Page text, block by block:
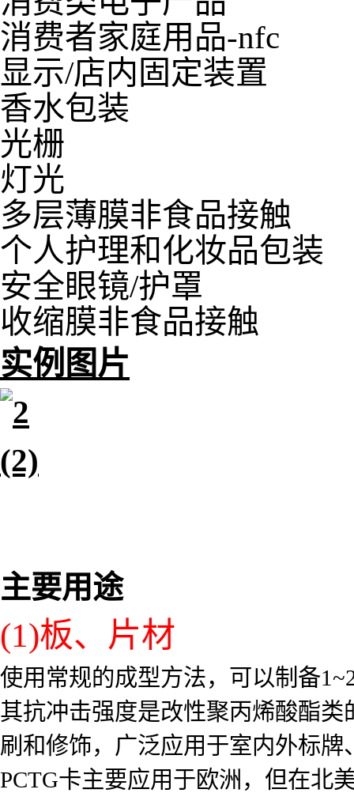
消费者家庭用品-nfc
显示/店内固定装置
香水包装
光栅
灯光
多层薄膜非食品接触
个人护理和化妆品包装
安全眼镜/护罩
收缩膜非食品接触
实例图片
主要用途
(1)板、片材
使用常规的成型方法，可以制备
其抗冲击强度是改性聚丙烯酸酯
刷和修饰，广泛应用于室内外标
PCTG卡主要应用于欧洲，但在北